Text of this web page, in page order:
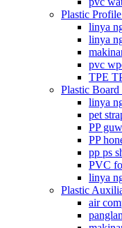
Plastic
linya
linya
pvc
TPE
Plastic
linya
pet
PP
PP
pp ps
PVC
linya
Plastic
air